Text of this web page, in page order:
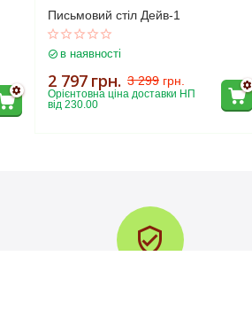
Тумба з 2 шухлядами Vivien-21
2 802грн. 3 297
Письмовий стіл Дейв-1
в наявності
3 299 грн.
2 797 грн.
Орієнтовна ціна доставки НП
від 230.00